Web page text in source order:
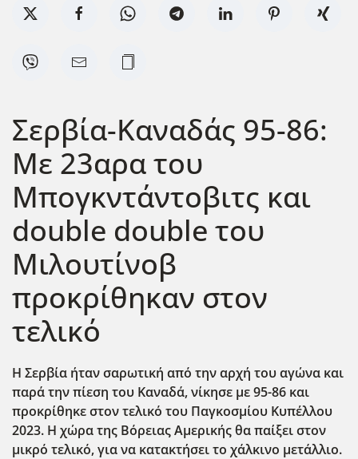
Σερβία-Καναδάς 95-86:
Με 23αρα του
Μπογκντάντοβιτς και
double double του
Μιλουτίνοβ
προκρίθηκαν στον
τελικό
Η Σερβία ήταν σαρωτική από την αρχή του αγώνα και
παρά την πίεση του Καναδά, νίκησε με 95-86 και
προκρίθηκε στον τελικό του Παγκοσμίου Κυπέλλου
2023. Η χώρα της Βόρειας Αμερικής θα παίξει στον
μικρό τελικό, για να κατακτήσει το χάλκινο μετάλλιο.